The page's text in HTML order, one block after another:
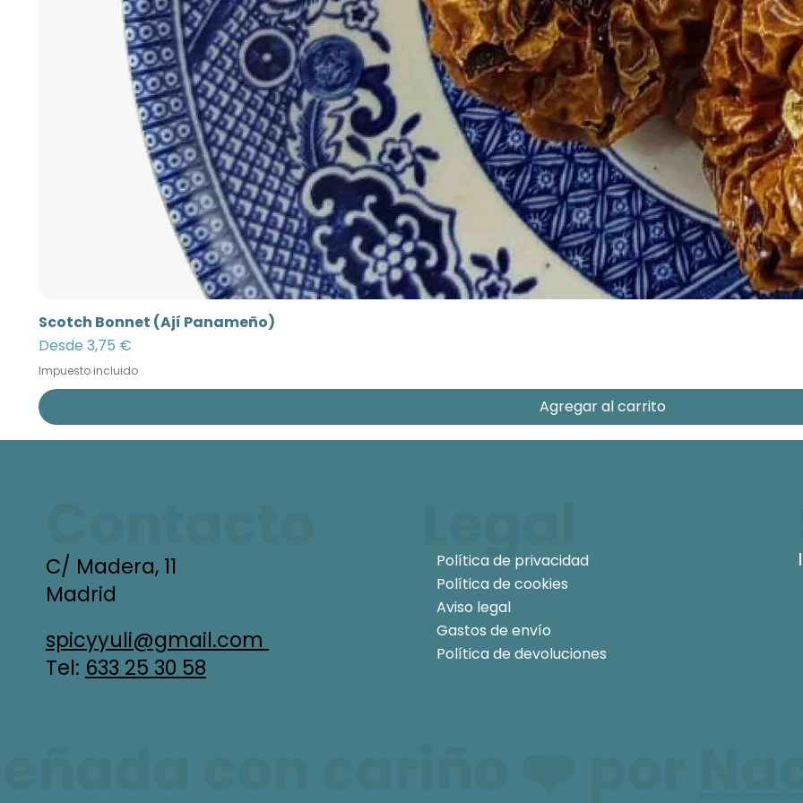
Scotch Bonnet (Ají Panameño)
Desde 3,75 €
Precio de oferta
Impuesto incluido
Agregar al carrito
Política de privacidad
Política de cookies
Aviso legal
Gastos de envío
Política de devoluciones
C/ Madera, 11
Madrid
spicyyuli@gmail.com
Tel: 633 25 30 58